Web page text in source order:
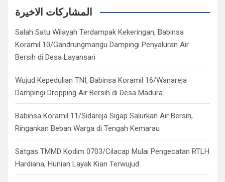
c
المشاركات الاخيرة
Salah Satu Wilayah Terdampak Kekeringan, Babinsa
Koramil 10/Gandrungmangu Dampingi Penyaluran Air
Bersih di Desa Layansari
Wujud Kepedulian TNI, Babinsa Koramil 16/Wanareja
Dampingi Dropping Air Bersih di Desa Madura
Babinsa Koramil 11/Sidareja Sigap Salurkan Air Bersih,
Ringankan Beban Warga di Tengah Kemarau
Satgas TMMD Kodim 0703/Cilacap Mulai Pengecatan RTLH
Hardiana, Hunian Layak Kian Terwujud